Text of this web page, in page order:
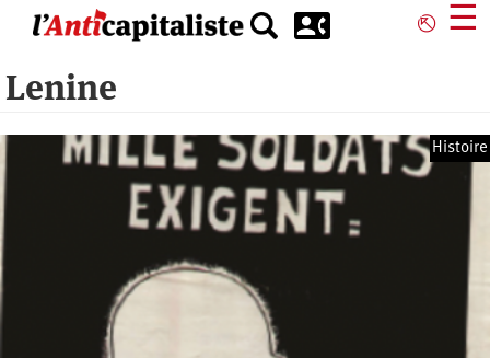
principal
⎋ ☰
Lenine
Histoire